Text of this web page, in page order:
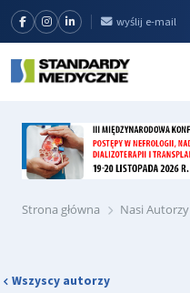
wyślij e-mail
Strona główna Nasi Autorzy
Wszyscy autorzy